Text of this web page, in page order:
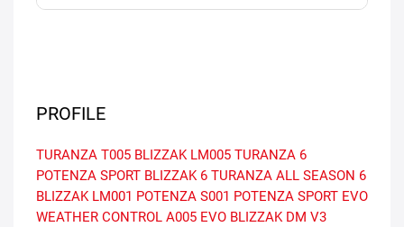
PROFILE
TURANZA T005 BLIZZAK LM005 TURANZA 6
POTENZA SPORT BLIZZAK 6 TURANZA ALL SEASON 6
BLIZZAK LM001 POTENZA S001 POTENZA SPORT EVO
WEATHER CONTROL A005 EVO BLIZZAK DM V3